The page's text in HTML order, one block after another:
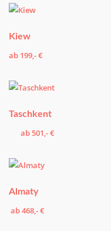
Kiew
ab 199,- €
Taschkent
ab 501,- €
Almaty
ab 468,- €